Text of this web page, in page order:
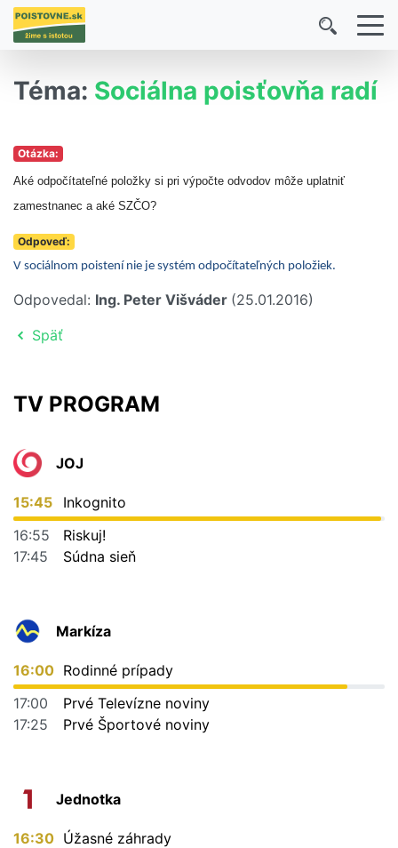
Téma: Sociálna poisťovňa radí
Otázka:
Aké odpočítateľné položky si pri výpočte odvodov môže uplatniť
zamestnanec a aké SZČO?
Odpoveď:
V sociálnom poistení nie je systém odpočítateľných položiek.
Odpovedal: Ing. Peter Višváder (25.01.2016)
Späť
TV PROGRAM
JOJ
15:45
Inkognito
16:55
Riskuj!
17:45
Súdna sieň
Markíza
16:00 Rodinné prípady
17:00
Prvé Televízne noviny
17:25
Prvé Športové noviny
Jednotka
16:30 Úžasné záhrady